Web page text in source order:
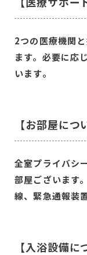
2つの医療機関
ます。必要に応
います。
【お部屋につ
全室プライバシ
部屋ございます
線、緊急通報装
【入浴設備に